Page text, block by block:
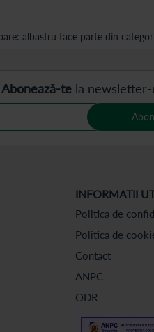
albastru face parte din
Abonează-te la
INFORMATII
Politica de
Politica de
Contact
ANPC
ODR